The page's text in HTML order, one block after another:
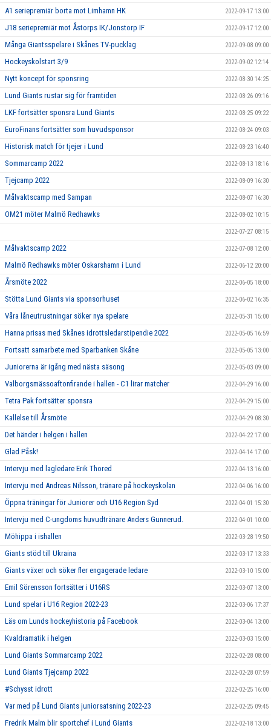
A1 seriepremiär borta mot Limhamn HK 2022-09-17 13:00
J18 seriepremiär mot Åstorps IK/Jonstorp IF 2022-09-17 12:00
Många Giantsspelare i Skånes TV-pucklag 2022-09-08 09:00
Hockeyskolstart 3/9 2022-09-02 12:14
Nytt koncept för sponsring 2022-08-30 14:25
Lund Giants rustar sig för framtiden 2022-08-26 09:16
LKF fortsätter sponsra Lund Giants 2022-08-25 09:22
EuroFinans fortsätter som huvudsponsor 2022-08-24 09:03
Historisk match för tjejer i Lund 2022-08-23 16:40
Sommarcamp 2022 2022-08-13 18:16
Tjejcamp 2022 2022-08-09 16:30
Målvaktscamp med Sampan 2022-08-07 16:30
OM21 möter Malmö Redhawks 2022-08-02 10:15
2022-07-27 08:15
Målvaktscamp 2022 2022-07-08 12:00
Malmö Redhawks möter Oskarshamn i Lund 2022-06-12 20:00
Årsmöte 2022 2022-06-05 18:00
Stötta Lund Giants via sponsorhuset 2022-06-02 16:35
Våra låneutrustningar söker nya spelare 2022-05-31 15:00
Hanna prisas med Skånes idrottsledarstipendie 2022 2022-05-05 16:59
Fortsatt samarbete med Sparbanken Skåne 2022-05-05 13:00
Juniorerna är igång med nästa säsong 2022-05-03 09:00
Valborgsmässoaftonfirande i hallen - C1 lirar matcher 2022-04-29 16:00
Tetra Pak fortsätter sponsra 2022-04-29 15:00
Kallelse till Årsmöte 2022-04-29 08:30
Det händer i helgen i hallen 2022-04-22 17:00
Glad Påsk! 2022-04-14 17:00
Intervju med lagledare Erik Thored 2022-04-13 16:00
Intervju med Andreas Nilsson, tränare på hockeyskolan 2022-04-06 16:00
Öppna träningar för Juniorer och U16 Region Syd 2022-04-01 15:30
Intervju med C-ungdoms huvudtränare Anders Gunnerud. 2022-04-01 10:00
Möhippa i ishallen 2022-03-28 19:50
Giants stöd till Ukraina 2022-03-17 13:33
Giants växer och söker fler engagerade ledare 2022-03-10 15:00
Emil Sörensson fortsätter i U16RS 2022-03-07 13:00
Lund spelar i U16 Region 2022-23 2022-03-06 17:37
Läs om Lunds hockeyhistoria på Facebook 2022-03-04 13:00
Kvaldramatik i helgen 2022-03-03 15:00
Lund Giants Sommarcamp 2022 2022-02-28 08:00
Lund Giants Tjejcamp 2022 2022-02-28 07:59
#Schysst idrott 2022-02-25 16:00
Var med på Lund Giants juniorsatsning 2022-23 2022-02-25 09:45
Fredrik Malm blir sportchef i Lund Giants 2022-02-18 13:00